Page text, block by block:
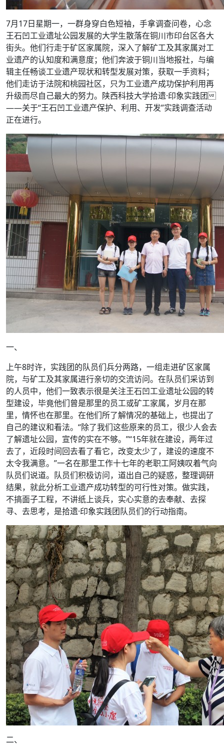
7月17日星期一，一群身穿白色短袖，手拿调查问卷，心念
王石凹工业遗址公园发展的大学生散落在铜川市印台区各大
街头。他们行走于矿区家属院，深入了解矿工及其家属对工
业遗产的认知度和满意度；他们奔波于铜川当地报社，与编
辑主任畅谈工业遗产现状和转型发展对策，获取一手资料；
他们走访于法院和桃园社区，只为工业遗产成功保护利用再
升级而尽自己最大的努力。陕西科技大学拾遗·印象实践团
——关于“王石凹工业遗产保护、利用、开发”实践调查活动
正在进行。
一、
上午8时许，实践团的队员们兵分两路，一组走进矿区家属
院，与矿工及其家属进行亲切的交流访问。在队员们采访到
的人员中，他们一致表示很是关注王石凹工业遗址公园的转
型建设，毕竟他们曾是那里的员工或矿工家属，岁月在那
里，情怀也在那里。在他们所了解情况的基础上，也提出了
自己的建议和看法。“除了我们这些原来的员工，很少人会去
了解遗址公园，宣传的实在不够。”“15年就在建设，两年过
去了，近段时间回去看了看它，改变太少了，建设的速度不
太令我满意。”一名在那里工作十七年的老职工阿姨叹着气向
队员们说道。队员们积极访问，道出自己的疑惑，整理调研
结果，就此分析工业遗产成功转型的可行性对策。做实践，
不搞面子工程，不讲纸上谈兵，实心实意的去奉献、去探
寻、去思考，是拾遗·印象实践团队员们的行动指南。
二、